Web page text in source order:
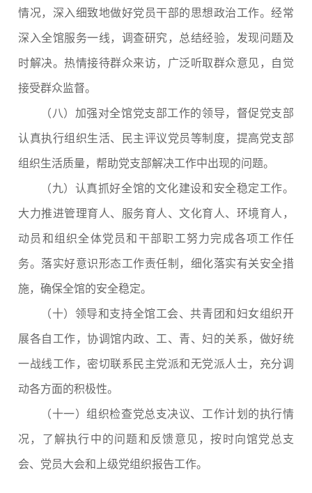
情况，深入细致地做好党员干部的思想政治工作。经常
深入全馆服务一线，调查研究，总结经验，发现问题及
时解决。热情接待群众来访，广泛听取群众意见，自觉
接受群众监督。
（八）加强对全馆党支部工作的领导，督促党支部
认真执行组织生活、民主评议党员等制度，提高党支部
组织生活质量，帮助党支部解决工作中出现的问题。
（九）认真抓好全馆的文化建设和安全稳定工作。
大力推进管理育人、服务育人、文化育人、环境育人，
动员和组织全体党员和干部职工努力完成各项工作任
务。落实好意识形态工作责任制，细化落实有关安全措
施，确保全馆的安全稳定。
（十）领导和支持全馆工会、共青团和妇女组织开
展各自工作，协调馆内政、工、青、妇的关系，做好统
一战线工作，密切联系民主党派和无党派人士，充分调
动各方面的积极性。
（十一）组织检查党总支决议、工作计划的执行情
况，了解执行中的问题和反馈意见，按时向馆党总支
会、党员大会和上级党组织报告工作。